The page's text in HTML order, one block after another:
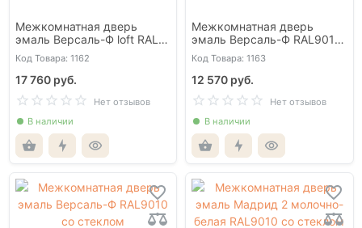
Межкомнатная дверь
эмаль Версаль-Ф loft RAL
9010 со стеклом
Код Товара: 1162
17 760 руб.
Нет отзывов
В наличии
Межкомнатная дверь
эмаль Версаль-Ф RAL9010
глухая
Код Товара: 1163
12 570 руб.
Нет отзывов
В наличии